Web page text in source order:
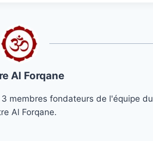
Al Forqane
membres fondateurs de l'équipe du
Al Forqane.